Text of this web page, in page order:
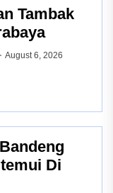
Tambak
August 6, 2026
Di